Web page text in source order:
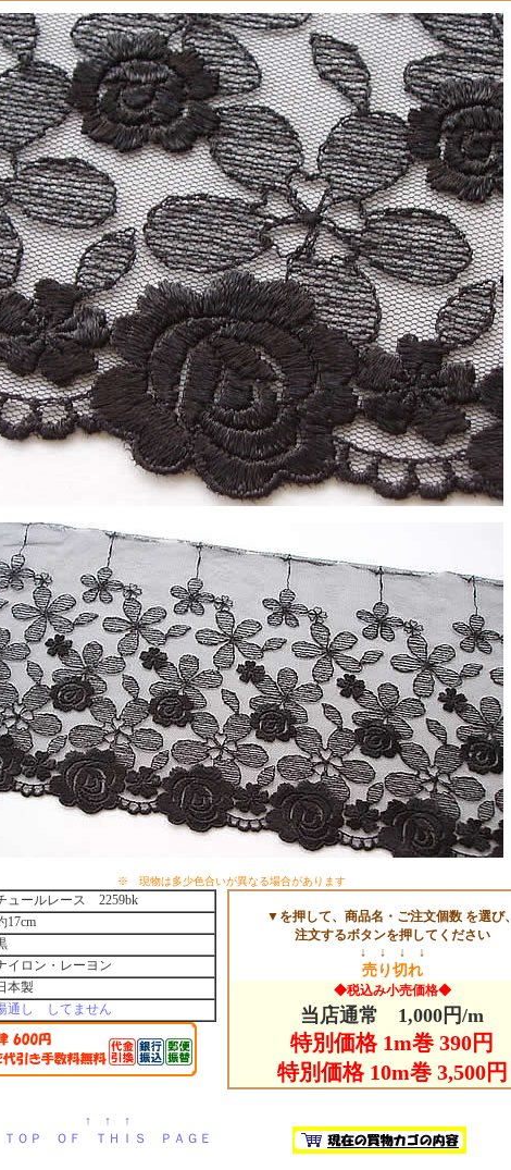
※ 現物は多少色合いが異なる場合があります
ュールレース 2259bk
ロン・レーヨン
本製
通し してません
▼を押して、商品名・ご注文個数 を選び、
注文するボタンを押してください
↓ ↓ ↓ ↓
売り切れ
◆税込み小売価格◆
当店通常 1,000円/m
特別価格 1m巻 390円
特別価格 10m巻 3,500円
↑ ↑ ↑
ＴＯＰ ＯＦ ＴＨＩＳ ＰＡＧＥ